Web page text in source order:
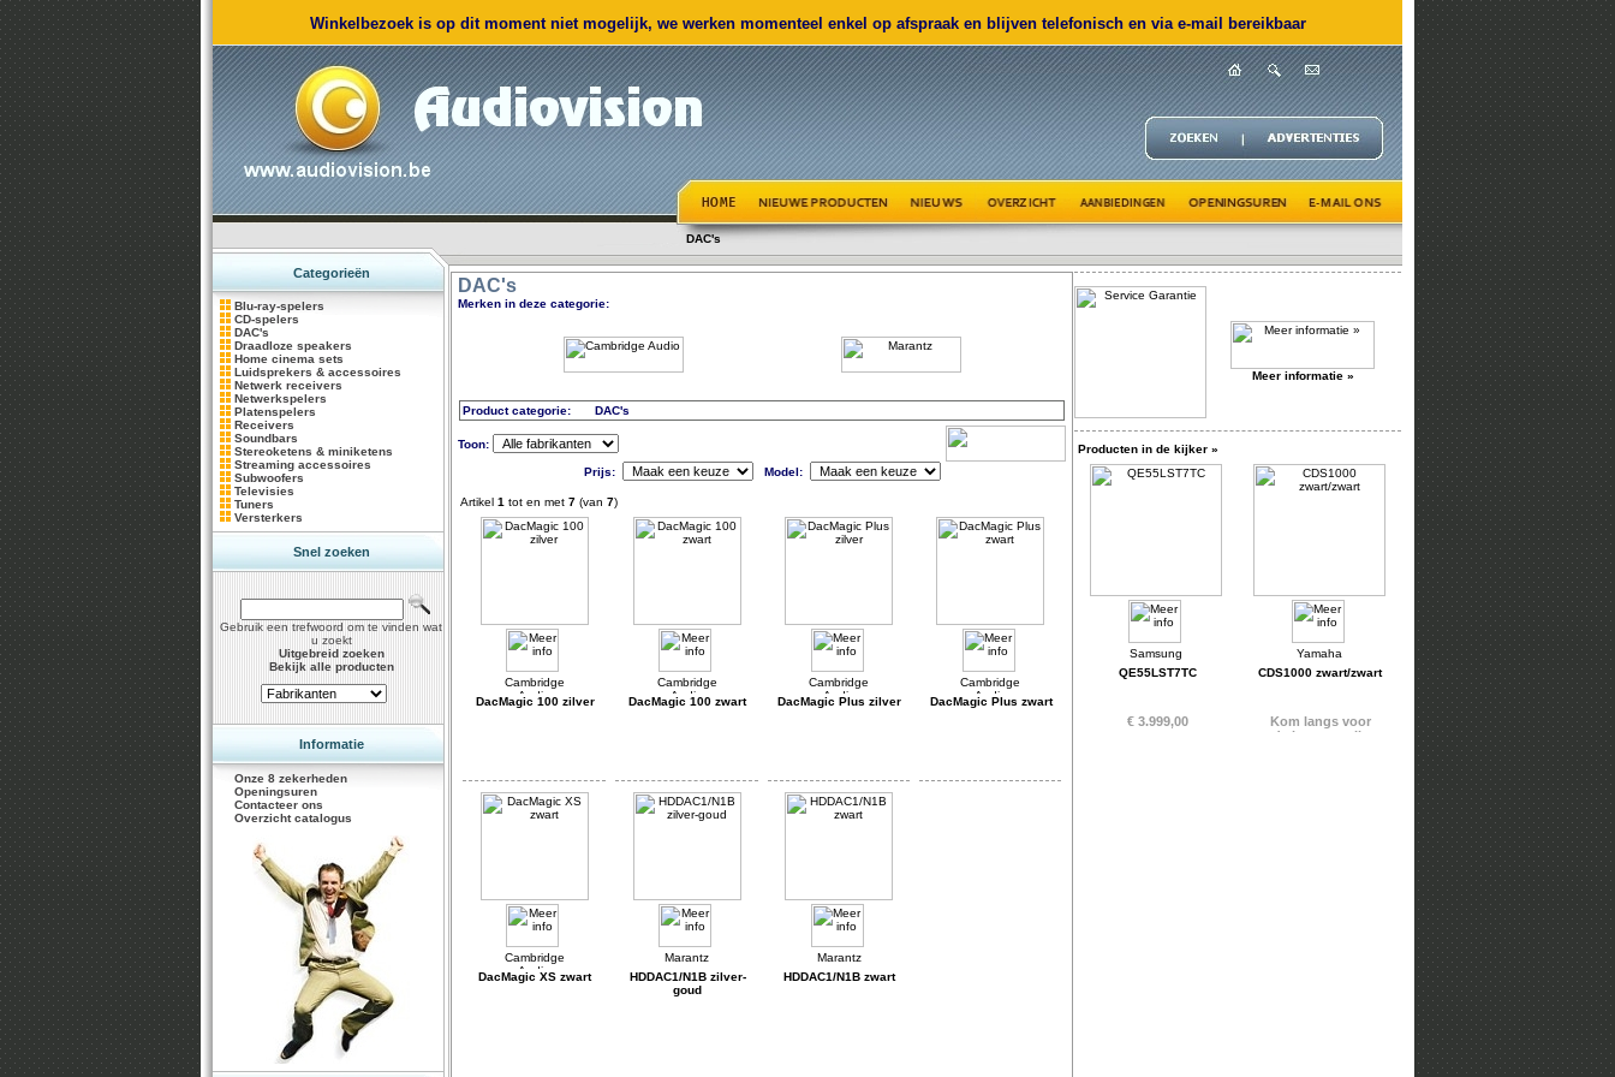
Winkelbezoek is op dit moment niet mogelijk, we werken momenteel enkel op afspraak en blijven telefonisch en via e-mail bereikbaar
DAC's
Categorieën
Blu-ray-spelers
CD-spelers
DAC's
Draadloze speakers
Home cinema sets
Luidsprekers & accessoires
Netwerk receivers
Netwerkspelers
Platenspelers
Receivers
Soundbars
Stereoketens & miniketens
Streaming accessoires
Subwoofers
Televisies
Tuners
Versterkers
Snel zoeken
Gebruik een trefwoord om te vinden wat
u zoekt
Uitgebreid zoeken
Bekijk alle producten
Informatie
Onze 8 zekerheden
Openingsuren
Contacteer ons
Overzicht catalogus
DAC's
Merken in deze categorie:
Product categorie: DAC's
Toon:
Prijs: Model:
Artikel 1 tot en met 7 (van 7)
DacMagic 100 zilver DacMagic 100 zwart DacMagic Plus zilver DacMagic Plus zwart
DacMagic XS zwart
HDDAC1/N1B zilver-
goud
HDDAC1/N1B zwart
Meer informatie »
Producten in de kijker »
QE55LST7TC
€ 3.999,00
CDS1000 zwart/zwart